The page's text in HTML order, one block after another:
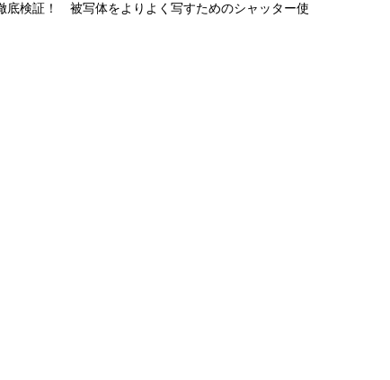
底検証！ 被写体をよりよく写すためのシャッター使